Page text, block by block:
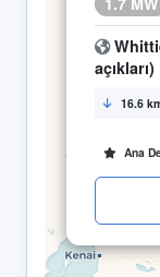
açıkları)
16.6
Ana